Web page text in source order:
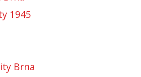
1945
Brna